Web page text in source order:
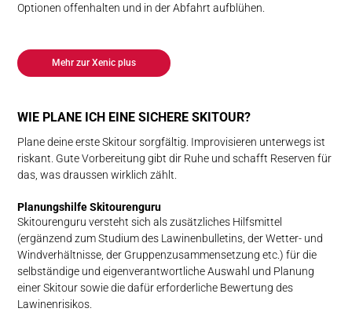
Optionen offenhalten und in der Abfahrt aufblühen.
Mehr zur Xenic plus
WIE PLANE ICH EINE SICHERE SKITOUR?
Plane deine erste Skitour sorgfältig. Improvisieren unterwegs ist
riskant. Gute Vorbereitung gibt dir Ruhe und schafft Reserven für
das, was draussen wirklich zählt.
Planungs­hilfe Ski­touren­guru
Skitourenguru versteht sich als zusätzliches Hilfsmittel
(ergänzend zum Studium des Lawinenbulletins, der Wetter- und
Windverhältnisse, der Gruppenzusammensetzung etc.) für die
selbständige und eigenverantwortliche Auswahl und Planung
einer Skitour sowie die dafür erforderliche Bewertung des
Lawinenrisikos.